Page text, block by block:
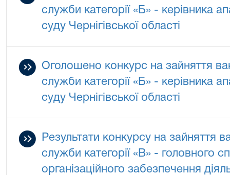
служби категорії «Б» - керівника
суду Чернігівської області
Оголошено конкурс на зайняття
служби категорії «Б» - керівника
суду Чернігівської області
Результати конкурсу на зайняття
служби категорії «В» - головного
організаційного забезпечення